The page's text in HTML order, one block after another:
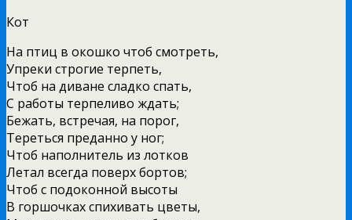
Кот
На птиц в окошко чтоб смотреть,
Упреки строгие терпеть,
Чтоб на диване сладко спать,
С работы терпеливо ждать;
Бежать, встречая, на порог,
Тереться преданно у ног;
Чтоб наполнитель из лотков
Летал всегда поверх бортов;
Чтоб с подоконной высоты
В горшочках спихивать цветы,